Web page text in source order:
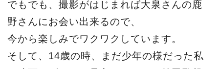
でもでも、撮影がはじまれば大泉さんの鹿
野さんにお会い出来るので、
今から楽しみでワクワクしています。
そして、14歳の時、まだ少年の様だった私